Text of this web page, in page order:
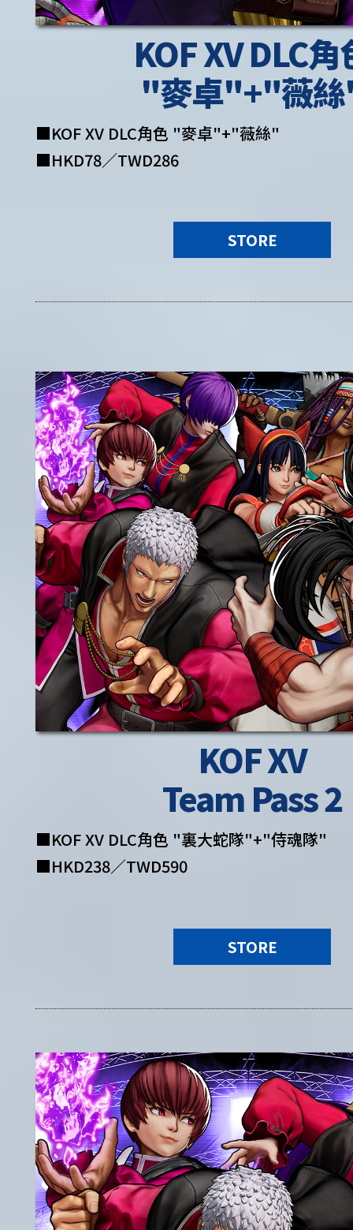
KOF XV DLC角
"麥卓"+"薇
■KOF XV DLC角色 "麥卓"+"薇絲"
■HKD78／TWD286
STORE
KOF XV
Team Pass 2
■KOF XV DLC角色 "裏大蛇隊"+"侍魂隊"
■HKD238／TWD590
STORE